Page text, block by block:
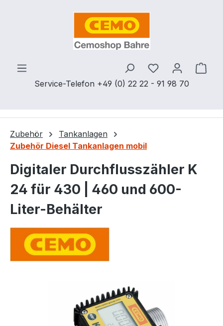
Zum Hauptinhalt springen
Service-Telefon +49 (0) 22 22 - 91 98 70
Du hast 0
Zubehör
Tankanlagen
Zubehör Diesel Tankanlagen mobil
Digitaler Durchflusszähler K
24 für 430 | 460 und 600-
Liter-Behälter